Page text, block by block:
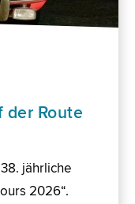
Route
jährliche
2026“.